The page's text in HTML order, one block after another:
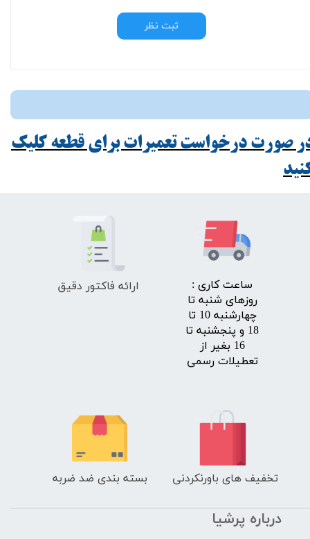
ثبت نظر
صورت درخواست تعمیرات برای قطعه کلیک
​ساعت کاری :
روزهای شنبه تا
چهارشنبه 10 تا
18 و پنجشنبه تا
16 بغیر از
تعطیلات رسمی
تخفیف های باورنکردنی بسته بندی ضد ضربه
ارائه فاکتور دقیق
درباره پرشیا